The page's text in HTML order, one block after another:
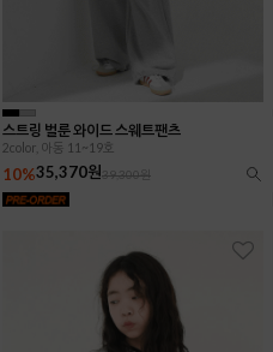
스트링 벌룬 와이드 스웨트팬츠
2color, 아동 11~19호
10%35,370원39,300원